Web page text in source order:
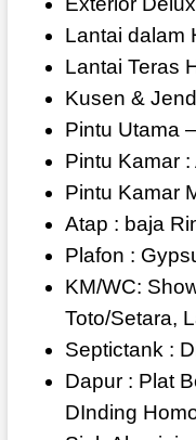
Lantai dalam
Lantai Teras
Kusen &
Pintu Utama
Pintu Kamar
Pintu Kamar
Atap : baja
Plafon :
KM/WC:
Toto/Setara,
Septictank :
Dapur : Plat
DInding